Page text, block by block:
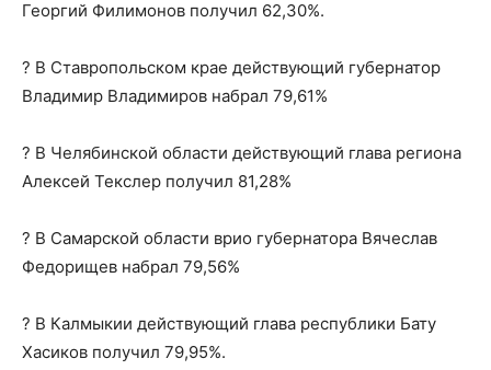
Георгий Филимонов получил 62,30%.
? В Ставропольском крае действующий губернатор
Владимир Владимиров набрал 79,61%
? В Челябинской области действующий глава региона
Алексей Текслер получил 81,28%
? В Самарской области врио губернатора Вячеслав
Федорищев набрал 79,56%
? В Калмыкии действующий глава республики Бату
Хасиков получил 79,95%.